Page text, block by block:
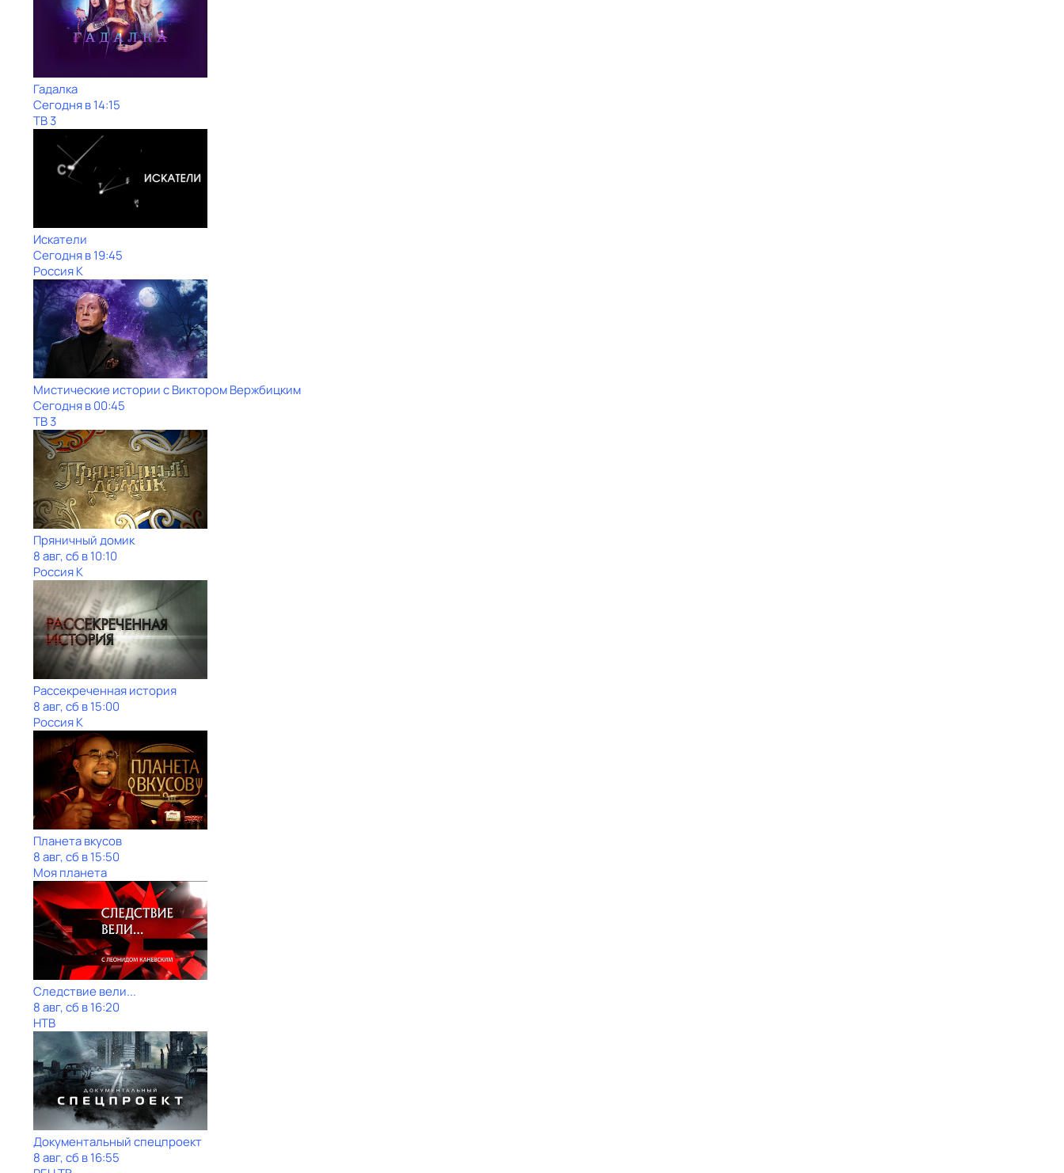
Гадалка
Сегодня в 14:15
ТВ 3
Искатели
Сегодня в 19:45
Россия К
Мистические истории с Виктoром Bержбицким
Сегодня в 00:45
ТВ 3
Пряничный домик
8 авг, сб в 10:10
Россия К
Рассекреченная история
8 авг, сб в 15:00
Россия К
Планета вкусов
8 авг, сб в 15:50
Моя планета
Следствие вели...
8 авг, сб в 16:20
НТВ
Документальный спецпроект
8 авг, сб в 16:55